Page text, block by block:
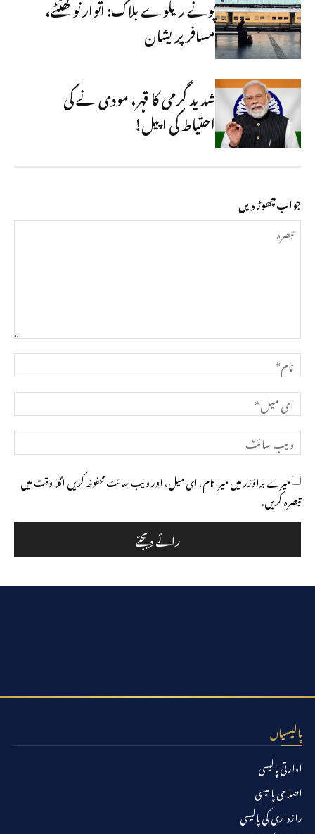
پونے ریلوے بلاک: اتوار نو گھنٹے،
مسافر پریشان
شدید گرمی کا قہر، مودی نے کی
احتیاط کی اپیل!
جواب چھوڑ دیں
تبصرہ
نام*
ای
میل*
ویب
سائٹ
میرے براؤزر میں میرا نام، ای میل، اور ویب سائٹ محفوظ کریں اگلا وقت میں
تبصرہ کریں.
پالیسیاں
ادارتی پالیسی
اصلاحی پالیسی
رازداری کی پالیسی